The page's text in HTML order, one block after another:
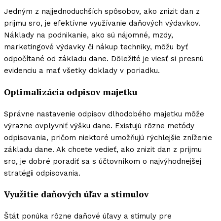
Jedným z najjednoduchších spôsobov, ako znizit dan z
prijmu sro, je efektívne využívanie daňových výdavkov.
Náklady na podnikanie, ako sú nájomné, mzdy,
marketingové výdavky či nákup techniky, môžu byť
odpočítané od základu dane. Dôležité je viesť si presnú
evidenciu a mať všetky doklady v poriadku.
Optimalizácia odpisov majetku
Správne nastavenie odpisov dlhodobého majetku môže
výrazne ovplyvniť výšku dane. Existujú rôzne metódy
odpisovania, pričom niektoré umožňujú rýchlejšie zníženie
základu dane. Ak chcete vedieť, ako znizit dan z prijmu
sro, je dobré poradiť sa s účtovníkom o najvýhodnejšej
stratégii odpisovania.
Využitie daňových úľav a stimulov
Štát ponúka rôzne daňové úľavy a stimuly pre